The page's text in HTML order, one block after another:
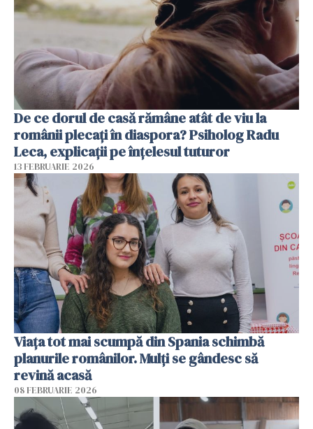
De ce dorul de casă rămâne atât de viu la
românii plecați în diaspora? Psiholog Radu
Leca, explicații pe înțelesul tuturor
13 FEBRUARIE 2026
Viața tot mai scumpă din Spania schimbă
planurile românilor. Mulți se gândesc să
revină acasă
08 FEBRUARIE 2026